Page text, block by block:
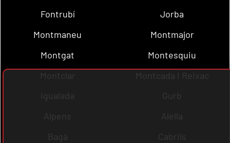
Fontrubí
Jorba
Montmaneu
Montmajor
Montgat
Montesquiu
Montclar
Montcada i Reixac
Igualada
Gurb
Alpens
Alella
Bagà
Cabrils